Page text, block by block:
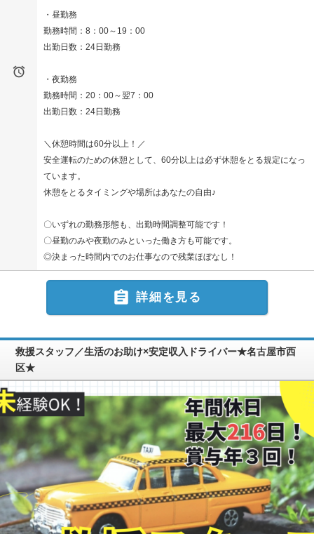

・昼勤務
勤務時間：8：00～19：00
出勤日数：24日勤務
・夜勤務
勤務時間：20：00～翌7：00
出勤日数：24日勤務
＼休憩時間は60分以上！／
安全運転のための休憩として、60分以上は必ず休憩をとる規定になっ
ています。
休憩をとるタイミングや場所はあなたの自由♪
〇いずれの勤務形態も、出勤時間調整可能です！
〇昼勤のみや夜勤のみといった働き方も可能です。
◎決まった時間内でのお仕事なので残業ほぼなし！
 詳細を見る
救援スタッフ／生活のお助け×安定収入ドライバー★名古屋市西
区★